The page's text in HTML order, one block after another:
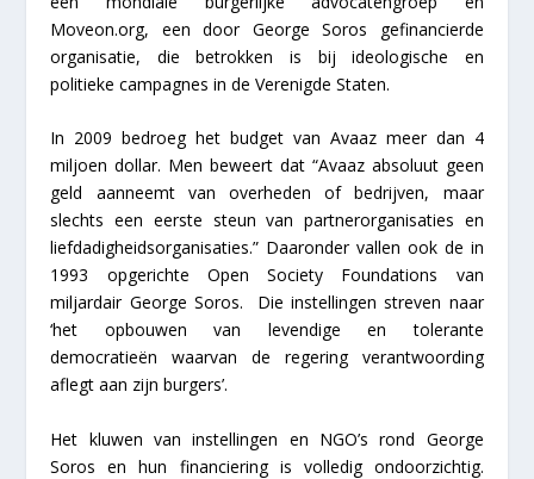
Moveon.org, een door George Soros gefinancierde
organisatie, die betrokken is bij ideologische en
politieke campagnes in de Verenigde Staten.
In 2009 bedroeg het budget van Avaaz meer dan 4
miljoen dollar. Men beweert dat “Avaaz absoluut geen
geld aanneemt van overheden of bedrijven, maar
slechts een eerste steun van partnerorganisaties en
liefdadigheidsorganisaties.” Daaronder vallen ook de in
1993 opgerichte Open Society Foundations van
miljardair George Soros. Die instellingen streven naar
‘het opbouwen van levendige en tolerante
democratieën waarvan de regering verantwoording
aflegt aan zijn burgers’.
Het kluwen van instellingen en NGO’s rond George
Soros en hun financiering is volledig ondoorzichtig.